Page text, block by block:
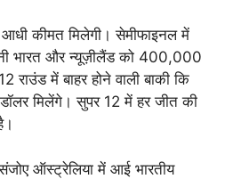
आधी कीमत मिलेगी। सेमीफाइनल में
भारत और न्यूज़ीलैंड को 400,000
राउंड में बाहर होने वाली बाकी कि
मिलेंगे। सुपर 12 में हर जीत की
ऑस्ट्रेलिया में आई भारतीय